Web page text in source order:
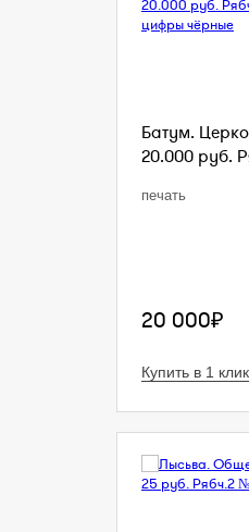
Батум.
20.000 руб.
печать
20 000₽
Купить в 1 клик